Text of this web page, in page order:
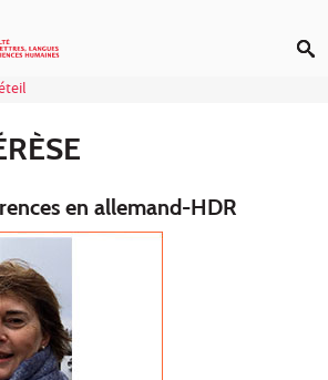
en allemand-HDR